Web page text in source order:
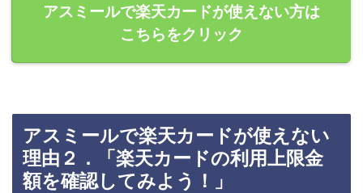
アスミールで楽天カードが使えない方は
こちらをクリック
アスミールで楽天カードが使えない
理由２．「楽天カードの利用上限金
額を確認してみよう！」